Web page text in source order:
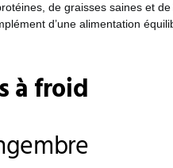
de graisses saines et
d’une alimentation
à froid